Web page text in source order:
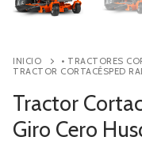
INICIO • TRACTORES
TRACTOR CORTACÉSPED
Tractor
Giro Cero